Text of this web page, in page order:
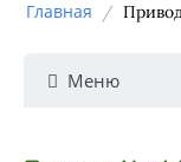
Главная /
Меню